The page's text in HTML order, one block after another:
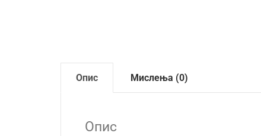
Опис Мислења (0)
Опис